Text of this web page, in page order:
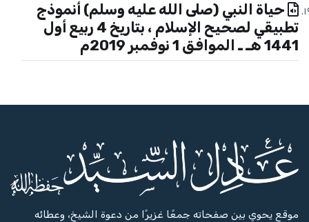
حياة النبي (صلى الله عليه وسلم) أنموذج
تطبيقي لصحيح الإسلام ، بتاريخ 4 ربيع أول
1441 هـ ـ الموافق 1 نوفمبر 2019م
موقع يحوي بين صفحاته جمعًا غزيرًا من دعوة الشيخ، وعطائه